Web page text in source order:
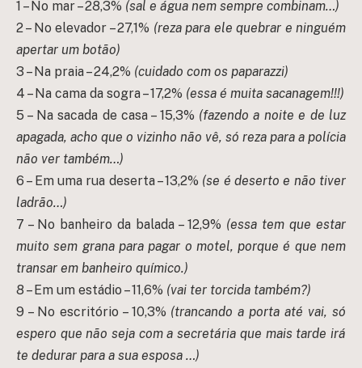
1 – No mar – 28,3% (sal e água nem sempre combinam…)
2 – No elevador – 27,1% (reza para ele quebrar e ninguém
apertar um botão)
3 – Na praia – 24,2% (cuidado com os paparazzi)
4 – Na cama da sogra – 17,2% (essa é muita sacanagem!!!)
5 – Na sacada de casa – 15,3% (fazendo a noite e de luz
apagada, acho que o vizinho não vê, só reza para a polícia
não ver também…)
6 – Em uma rua deserta – 13,2% (se é deserto e não tiver
ladrão…)
7 – No banheiro da balada – 12,9% (essa tem que estar
muito sem grana para pagar o motel, porque é que nem
transar em banheiro químico.)
8 – Em um estádio – 11,6% (vai ter torcida também?)
9 – No escritório – 10,3% (trancando a porta até vai, só
espero que não seja com a secretária que mais tarde irá
te dedurar para a sua esposa …)